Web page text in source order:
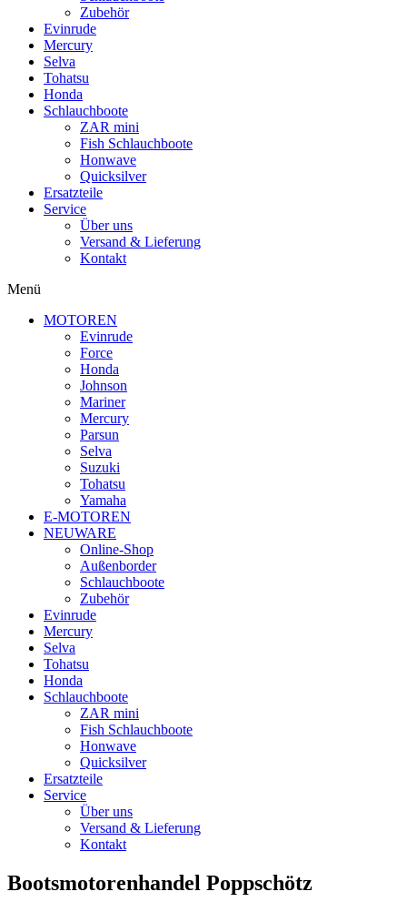
Zubehör
Evinrude
Mercury
Selva
Tohatsu
Honda
Schlauchboote
ZAR mini
Fish Schlauchboote
Honwave
Quicksilver
Ersatzteile
Service
Über uns
Versand & Lieferung
Kontakt
Menü
MOTOREN
Evinrude
Force
Honda
Johnson
Mariner
Mercury
Parsun
Selva
Suzuki
Tohatsu
Yamaha
E-MOTOREN
NEUWARE
Online-Shop
Außenborder
Schlauchboote
Zubehör
Evinrude
Mercury
Selva
Tohatsu
Honda
Schlauchboote
ZAR mini
Fish Schlauchboote
Honwave
Quicksilver
Ersatzteile
Service
Über uns
Versand & Lieferung
Kontakt
Bootsmotorenhandel Poppschötz